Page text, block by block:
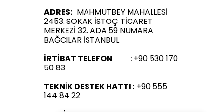
ADRES: MAHMUTBEY MAHALLESİ
2453. SOKAK İSTOÇ TİCARET
MERKEZİ 32. ADA 59 NUMARA
BAĞCILAR İSTANBUL
İRTİBAT TELEFON :+90 530 170
50 83
TEKNİK DESTEK HATTI : +90 555
144 84 22